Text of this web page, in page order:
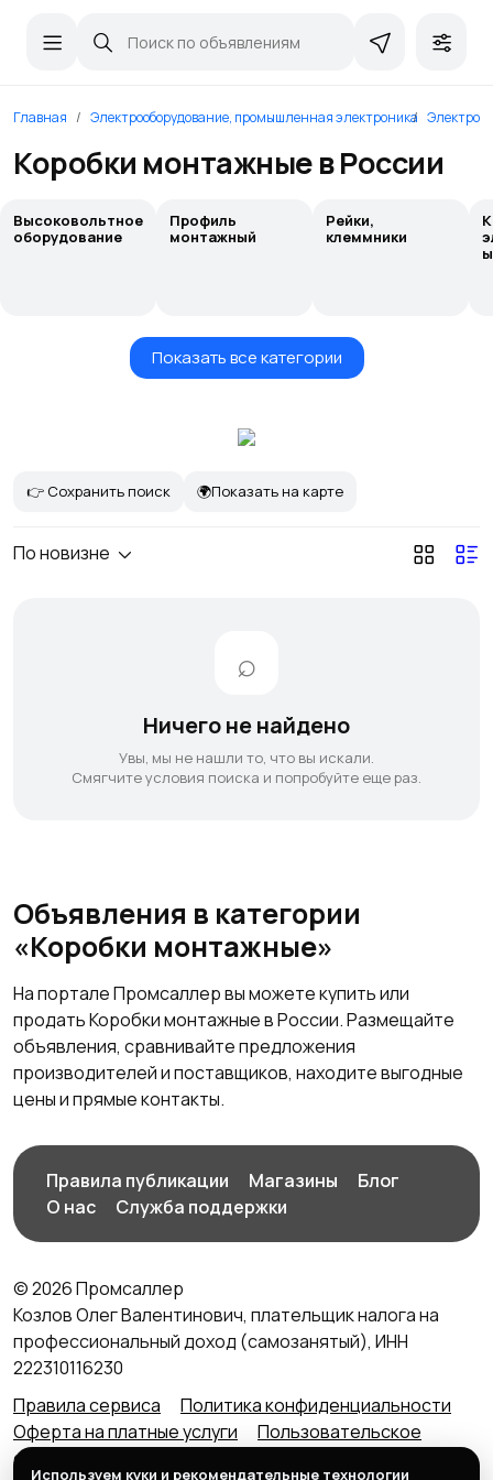
Главная Электрооборудование, промышленная электроника
Коробки монтажные в России
Высоковольтное
оборудование
Профиль
монтажный
Рейки,
клеммники
Показать все категории
👉 Сохранить поиск 🌍Показать на карте
По новизне
Ничего не найдено
Увы, мы не нашли то, что вы искали.
Смягчите условия поиска и попробуйте еще раз.
Объявления в категории
«Коробки монтажные»
На портале Промсаллер вы можете купить или
продать Коробки монтажные в России. Размещайте
объявления, сравнивайте предложения
производителей и поставщиков, находите выгодные
цены и прямые контакты.
Правила публикации Магазины
Блог
О нас
Служба поддержки
© 2026 Промсаллер
Козлов Олег Валентинович, плательщик налога на
профессиональный доход (самозанятый), ИНН
222310116230
Правила сервиса
Политика конфиденциальности
Оферта на платные услуги
Пользовательское
соглашение
Используем куки и рекомендательные технологии